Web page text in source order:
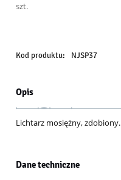
szt.
Kod produktu: NJSP37
Opis
Lichtarz mosiężny, zdobiony.
Dane techniczne